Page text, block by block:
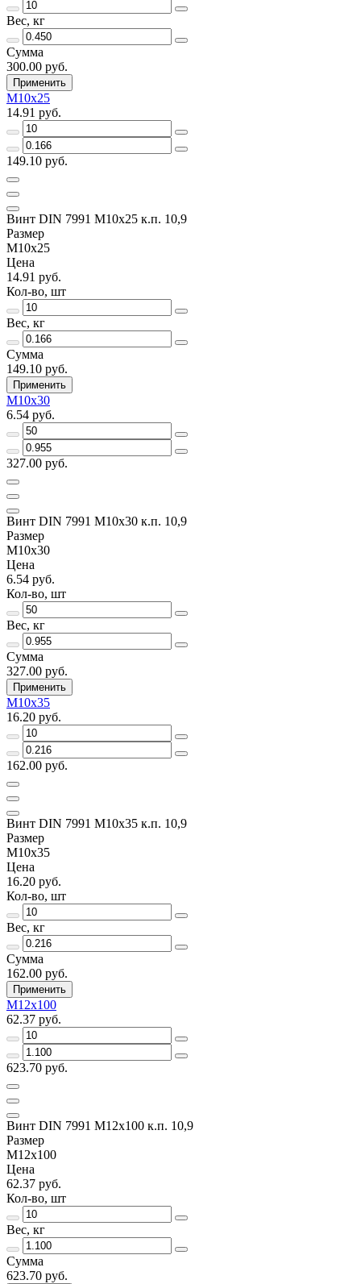
Вес, кг
Сумма
300.00 руб.
Применить
M10х25
14.91 руб.
149.10 руб.
Винт DIN 7991 M10x25 к.п. 10,9
Размер
M10х25
Цена
14.91 руб.
Кол-во, шт
Вес, кг
Сумма
149.10 руб.
Применить
M10х30
6.54 руб.
327.00 руб.
Винт DIN 7991 M10х30 к.п. 10,9
Размер
M10х30
Цена
6.54 руб.
Кол-во, шт
Вес, кг
Сумма
327.00 руб.
Применить
M10х35
16.20 руб.
162.00 руб.
Винт DIN 7991 M10x35 к.п. 10,9
Размер
M10х35
Цена
16.20 руб.
Кол-во, шт
Вес, кг
Сумма
162.00 руб.
Применить
M12x100
62.37 руб.
623.70 руб.
Винт DIN 7991 M12x100 к.п. 10,9
Размер
M12x100
Цена
62.37 руб.
Кол-во, шт
Вес, кг
Сумма
623.70 руб.